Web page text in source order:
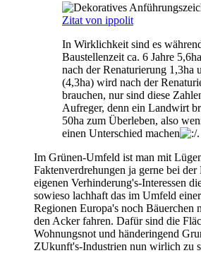
Zitat von ippolit
In Wirklichkeit sind es
Baustellenzeit ca. 6 Jahre
nach der Renaturierung 1,3ha
(4,3ha) wird nach der
brauchen, nur sind diese
Aufreger, denn ein Landwirt
50ha zum Überleben, also
einen Unterschied machen
.
Im Grünen-Umfeld ist man mit
Faktenverdrehungen ja gerne bei der
eigenen Verhinderung's-Interessen
sowieso lachhaft das im Umfeld
Regionen Europa's noch Bäuerchen
den Acker fahren. Dafür sind die
Wohnungsnot und händeringend
ZUkunft's-Industrien nun wirlich zu